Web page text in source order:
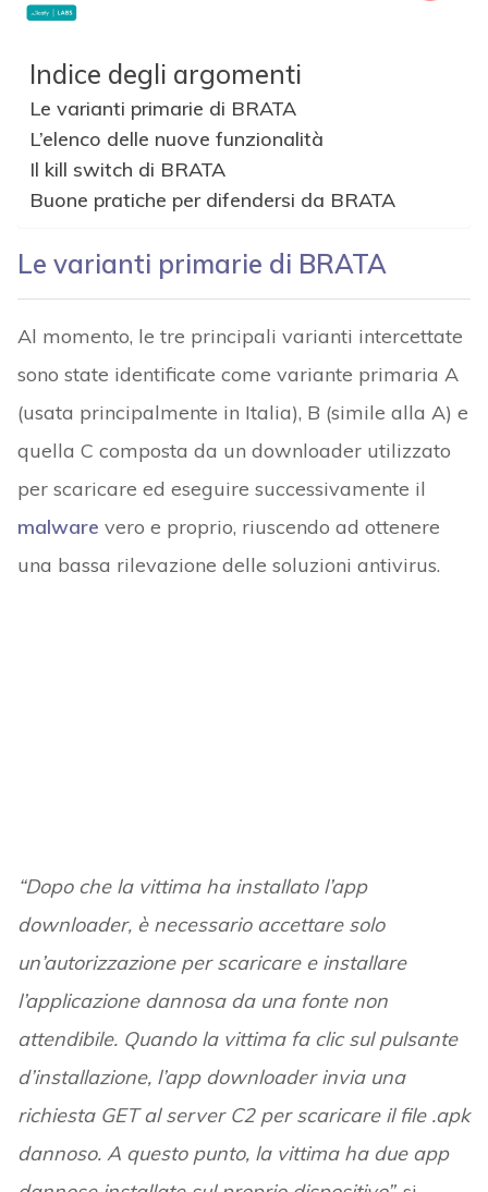
Indice degli argomenti
Le varianti primarie di BRATA
L’elenco delle nuove funzionalità
Il kill switch di BRATA
Buone pratiche per difendersi da BRATA
Le varianti primarie di BRATA
Al momento, le tre principali varianti intercettate
sono state identificate come variante primaria A
(usata principalmente in Italia), B (simile alla A) e
quella C composta da un downloader utilizzato
per scaricare ed eseguire successivamente il
malware vero e proprio, riuscendo ad ottenere
una bassa rilevazione delle soluzioni antivirus.
“Dopo che la vittima ha installato l’app
downloader, è necessario accettare solo
un’autorizzazione per scaricare e installare
l’applicazione dannosa da una fonte non
attendibile. Quando la vittima fa clic sul pulsante
d’installazione, l’app downloader invia una
richiesta GET al server C2 per scaricare il file .apk
dannoso. A questo punto, la vittima ha due app